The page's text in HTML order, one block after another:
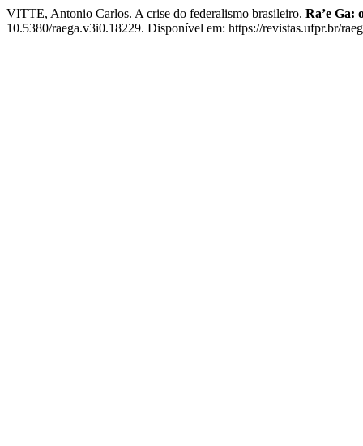
VITTE, Antonio Carlos. A crise do federalismo brasileiro. Ra’e Ga:
10.5380/raega.v3i0.18229. Disponível em: https://revistas.ufpr.br/